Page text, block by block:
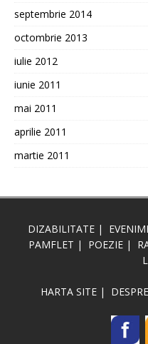
septembrie 2014
octombrie 2013
iulie 2012
iunie 2011
mai 2011
aprilie 2011
martie 2011
DIZABILITATE |
PAMFLET | POEZIE |
HARTA SITE|